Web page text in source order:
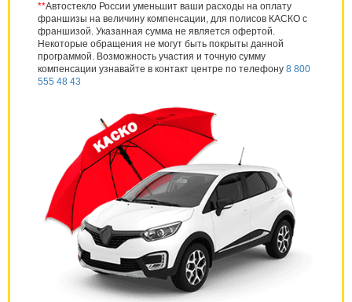
**Автостекло России уменьшит ваши расходы на оплату
франшизы на величину компенсации, для полисов КАСКО с
франшизой. Указанная сумма не является офертой.
Некоторые обращения не могут быть покрыты данной
программой. Возможность участия и точную сумму
компенсации узнавайте в контакт центре по телефону 8 800
555 48 43